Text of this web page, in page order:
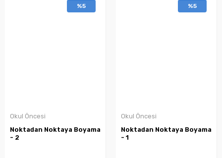
%5
Okul Öncesi
Noktadan Noktaya Boyama
- 2
%5
Okul Öncesi
Noktadan Noktaya Boyama
- 1